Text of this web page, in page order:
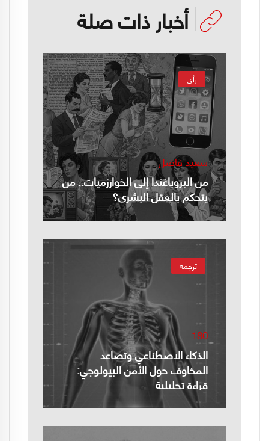
أخبار ذات صلة
رأي
سعيد فاضل
من البروباغندا إلى الخوارزميات.. من
يتحكم بالعقل البشري؟
ترجمة
180
الذكاء الاصطناعي وتصاعد
المخاوف حول الأمن البيولوجي:
قراءة تحليلية